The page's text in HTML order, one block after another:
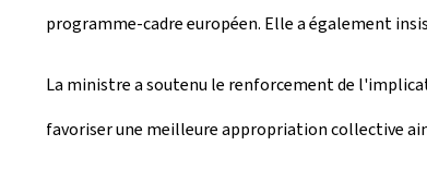
programme-cadre européen. Elle a également
La ministre a soutenu le renforcement de
favoriser une meilleure appropriation collective